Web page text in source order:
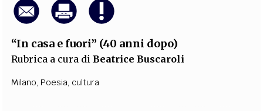
“In casa e fuori” (40 anni dopo)
Rubrica a cura diBeatrice Buscaroli
Milano, Poesia, cultura